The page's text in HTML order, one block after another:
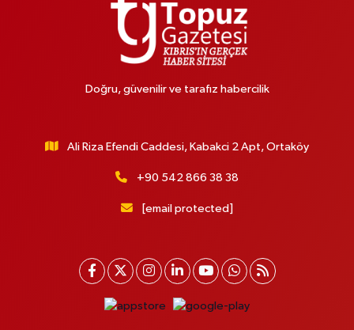
Doğru, güvenilir ve tarafız habercilik
Ali Riza Efendi Caddesi, Kabakci 2 Apt, Ortaköy
+90 542 866 38 38
[email protected]